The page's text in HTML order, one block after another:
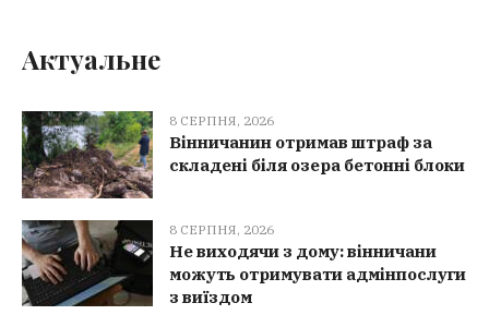
Актуальне
8 СЕРПНЯ, 2026
Вінничанин отримав штраф за
складені біля озера бетонні блоки
8 СЕРПНЯ, 2026
Не виходячи з дому: вінничани
можуть отримувати адмінпослуги
з виїздом